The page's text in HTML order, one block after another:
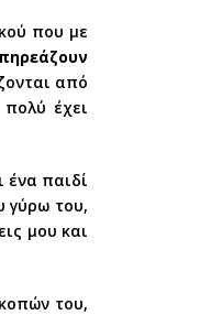
που με
από
έχει
ένα παιδί
γύρω του,
μου και
του,